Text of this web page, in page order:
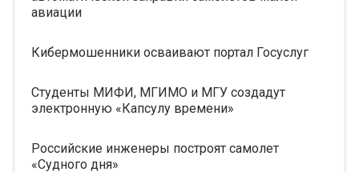
авиации
Кибермошенники осваивают портал Госуслуг
Студенты МИФИ, МГИМО и МГУ создадут
электронную «Капсулу времени»
Российские инженеры построят самолет
«Судного дня»